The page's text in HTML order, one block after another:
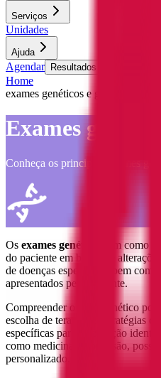
Serviços
Unidades
Ajuda
Agendar Resultados de exames
Home
exames genéticos e genômicos
Exames genéticos
Conheça os principais exames
Os exames genéticos
têm como
do paciente em busca de
de doenças específicas, bem como
apresentados pelo paciente.
Compreender o fator genético por
escolha de terapias e estratégias
específicas para a condição
como medicina de precisão,
personalizado.